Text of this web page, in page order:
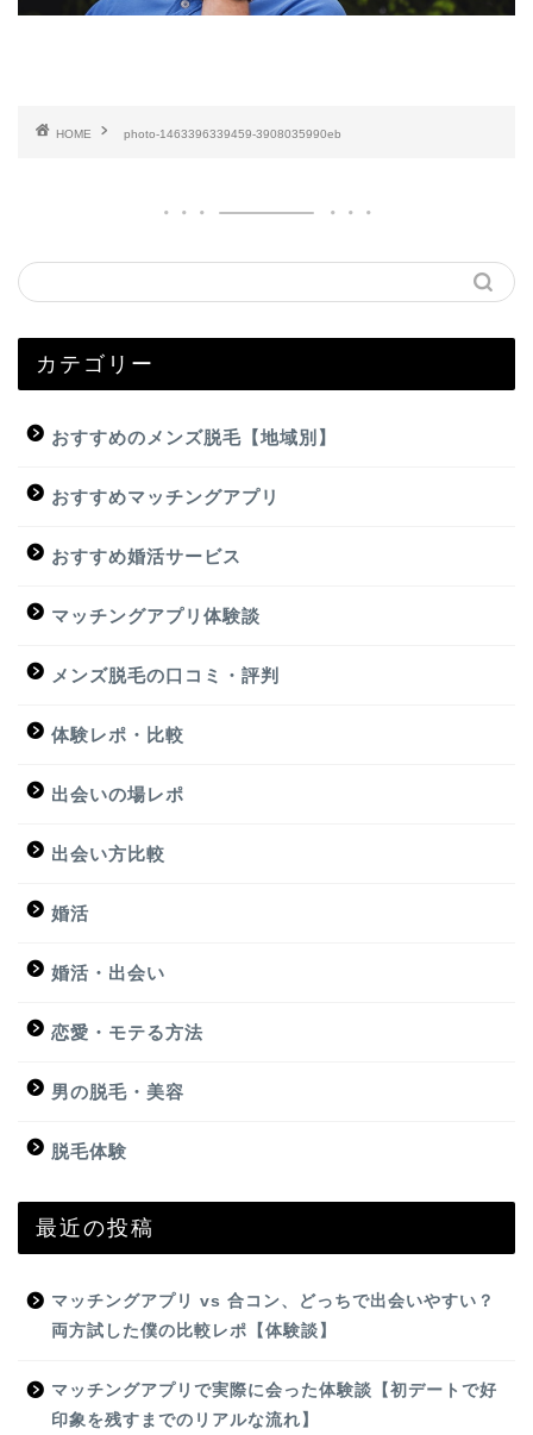
HOME photo-1463396339459-3908035990eb
カテゴリー
おすすめのメンズ脱毛【地域別】
おすすめマッチングアプリ
おすすめ婚活サービス
マッチングアプリ体験談
メンズ脱毛の口コミ・評判
体験レポ・比較
出会いの場レポ
出会い方比較
婚活
婚活・出会い
恋愛・モテる方法
男の脱毛・美容
脱毛体験
最近の投稿
マッチングアプリ vs 合コン、どっちで出会いやすい？
両方試した僕の比較レポ【体験談】
マッチングアプリで実際に会った体験談【初デートで好
印象を残すまでのリアルな流れ】